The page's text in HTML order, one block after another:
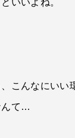
いいよね。
こんなにいい
んて…